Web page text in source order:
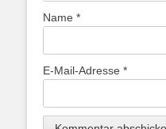
Name *
E-Mail-Adresse *